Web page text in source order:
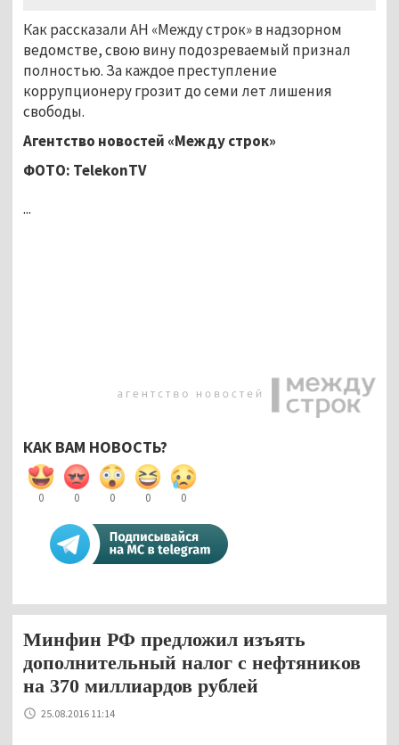
Как рассказали АН «Между строк» в надзорном
ведомстве, свою вину подозреваемый признал
полностью. За каждое преступление
коррупционеру грозит до семи лет лишения
свободы.
Агентство новостей «Между строк»
ФОТО: TelekonTV
...
КАК ВАМ НОВОСТЬ?
0 0 0 0 0
Минфин РФ предложил изъять
дополнительный налог с нефтяников
на 370 миллиардов рублей
25.08.2016 11:14